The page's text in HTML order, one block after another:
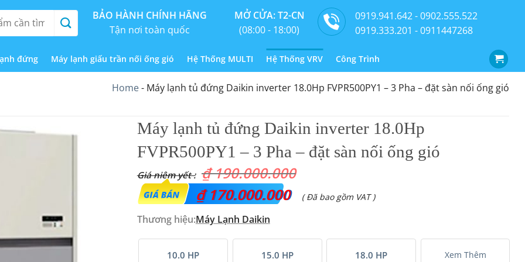
BẢO HÀNH CHÍNH HÃNG
Tận nơi toàn quốc
MỞ CỬA: T2-CN
(08:00 - 18:00)
0919.941.642 - 0902.555.522
0919.333.201 - 0911447268
đứng Máy lạnh giấu trần nối ống gió Hệ Thống MULTI Hệ Thống VRV Công Trình
Home- Máy lạnh tủ đứng Daikin inverter 18.0Hp FVPR500PY1 – 3 Pha – đặt sàn nối ống gió
Máy lạnh tủ đứng Daikin inverter 18.0Hp
FVPR500PY1 – 3 Pha – đặt sàn nối ống gió
₫190.000.000
Giá
gốc
₫ 190.000.000.
₫170.000.000
Giá
( Đã bao gồm VAT )
Thương hiệu:Máy Lạnh Daikin
10.0 HP 15.0 HP 18.0 HP Xem Thêm